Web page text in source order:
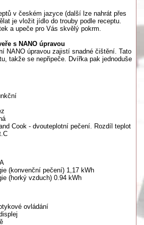
v českém jazyce (další lze nahrát přes
je vložit jídlo do trouby podle receptu.
a upeče pro Vás skvělý pokrm.
s NANO úpravou
NANO úpravou zajistí snadné čištění. Tato
takže se nepřipeče. Dvířka pak jednoduše
Cook - dvouteplotní pečení. Rozdíl teplot
(konvenční pečení) 1,17 kWh
(horký vzduch) 0.94 kWh
ovládání